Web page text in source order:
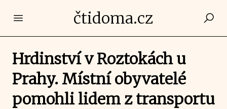
Open main menučtidoma.cz
Hrdinství v Roztokách u
Prahy. Místní obyvatelé
pomohli lidem z transportu